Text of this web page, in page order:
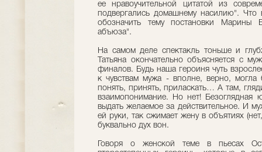
ее нравоучительной цитатой из
подвергались домашнему насилию". Что
обозначить тему постановки Марины
абъюза".
На самом деле спектакль тоньше и
Татьяна окончательно объясняется с
финалов. Будь наша героиня чуть
к чувствам мужа - вполне, верно,
понять, принять, приласкать… А там,
взаимопонимание. Но нет! Безоглядная
выдать желаемое за действительное. И
ей руки, так сжимает жену в объятиях
буквально дух вон.
Говоря о женской теме в пьесах